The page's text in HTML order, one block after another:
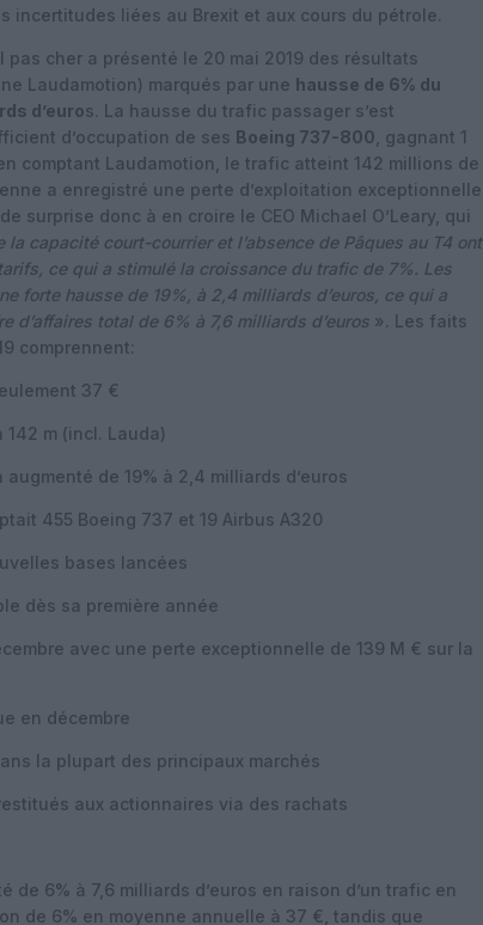
incertitudes liées au Brexit et aux cours du pétrole.
cher a présenté le 20 mai 2019 des résultats
Laudamotion) marqués par une hausse de 6% du
d’euros. La hausse du trafic passager s’est
d’occupation de ses Boeing 737-800 , gagnant 1
comptant Laudamotion, le trafic atteint 142 millions de
a enregistré une perte d’exploitation exceptionnelle
surprise donc à en croire le CEO Michael O’Leary, qui
la capacité court-courrier et l’absence de Pâques au T4 ont
ce qui a stimulé la croissance du trafic de 7%. Les
forte hausse de 19%, à 2,4 milliards d’euros, ce qui a
d’affaires total de 6% à 7,6 milliards d’euros ». Les faits
comprennent:
37 €
m (incl. Lauda)
de 19% à 2,4 milliards d’euros
455 Boeing 737 et 19 Airbus A320
bases lancées
dès sa première année
avec une perte exceptionnelle de 139 M € sur la
en décembre
la plupart des principaux marchés
aux actionnaires via des rachats
de 6% à 7,6 milliards d’euros en raison d’un trafic en
de 6% en moyenne annuelle à 37 €, tandis que